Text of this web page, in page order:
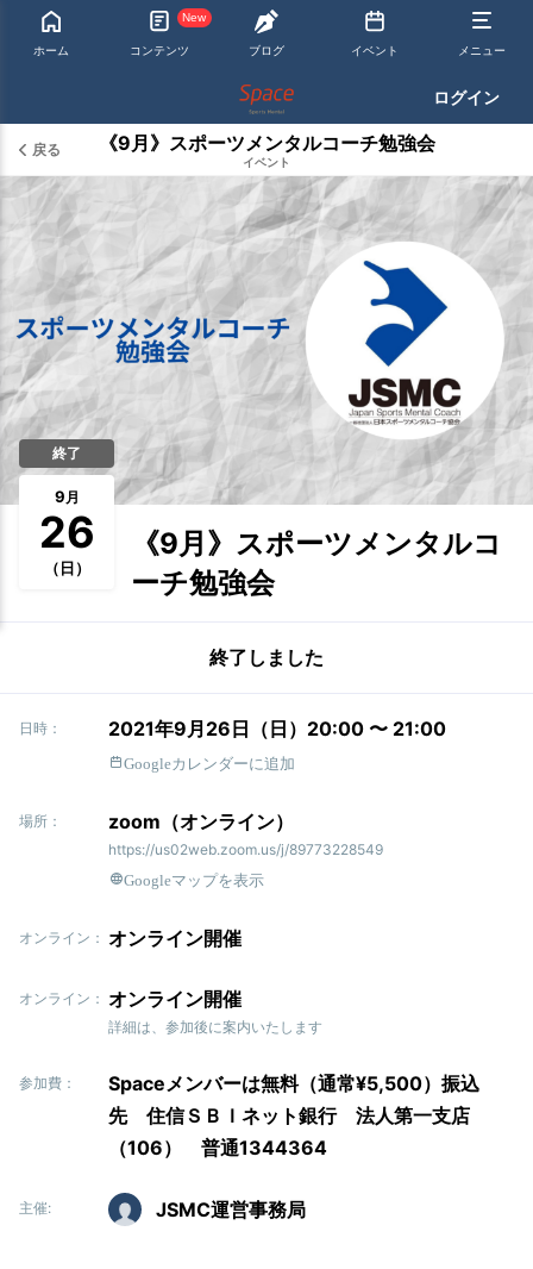
ホーム
New
コンテンツ ブログ イベント メニュー
ログイン
戻る 《9月》スポーツメンタルコーチ勉強会
イベント
終了
9月
26
（日）
《9月》スポーツメンタルコ
ーチ勉強会
終了しました
日時： 2021年9月26日（日）20:00 〜 21:00
Googleカレンダーに追加
場所： zoom（オンライン）
https://us02web.zoom.us/j/89773228549
Googleマップを表示
オンライン： オンライン開催
オンライン： オンライン開催
詳細は、参加後に案内いたします
参加費：
Spaceメンバーは無料（通常¥5,500）振込
先 住信ＳＢＩネット銀行 法人第一支店
（106） 普通1344364
主催: JSMC運営事務局